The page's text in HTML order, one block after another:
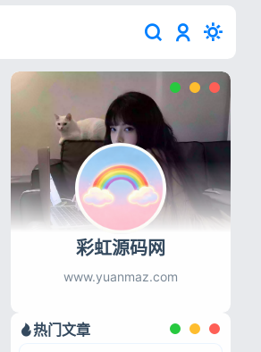
彩虹源码网
www.yuanmaz.com
热门文章